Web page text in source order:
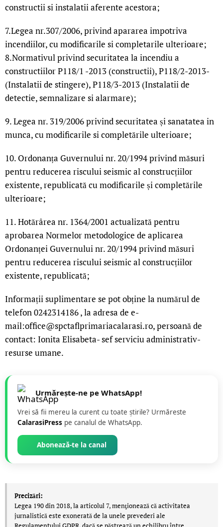
constructii si instalatii aferente acestora;
7.Legea nr.307/2006, privind apararea impotriva
incendiilor, cu modificarile si completarile ulterioare;
8.Normativul privind securitatea la incendiu a
constructiilor P118/1 -2013 (constructii), P118/2-2013-
(Instalatii de stingere), P118/3-2013 (Instalatii de
detectie, semnalizare si alarmare);
9. Legea nr. 319/2006 privind securitatea și sanatatea in
munca, cu modificarile si completările ulterioare;
10. Ordonanța Guvernului nr. 20/1994 privind măsuri
pentru reducerea riscului seismic al construcțiilor
existente, republicată cu modificarile și completările
ulterioare;
11. Hotărârea nr. 1364/2001 actualizată pentru
aprobarea Normelor metodologice de aplicarea
Ordonanței Guvernului nr. 20/1994 privind măsuri
pentru reducerea riscului seismic al construcțiilor
existente, republicată;
Informații suplimentare se pot obține la numărul de
telefon 0242314186 , la adresa de e-
mail:office@spctaflprimariacalarasi.ro, persoană de
contact: Ionita Elisabeta- sef serviciu administrativ-
resurse umane.
Urmărește-ne pe WhatsApp!
Vrei să fii mereu la curent cu toate știrile? Urmăreste
CalarasiPress pe canalul de WhatsApp.
Abonează-te la canal
Precizări:
Legea 190 din 2018, la articolul 7, menţionează că activitatea
jurnalistică este exonerată de la unele prevederi ale